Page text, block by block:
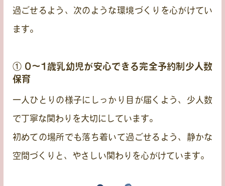
過ごせるよう、次のような環境づくりを心がけてい
ます。
① 0〜1歳乳幼児が安心できる完全予約制少人数
保育
一人ひとりの様子にしっかり目が届くよう、少人数
で丁寧な関わりを大切にしています。
初めての場所でも落ち着いて過ごせるよう、静かな
空間づくりと、やさしい関わりを心がけています。